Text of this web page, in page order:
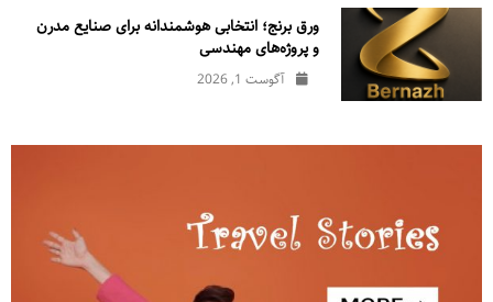
ورق برنج؛ انتخابی هوشمندانه برای صنایع مدرن
و پروژه‌های مهندسی
آگوست 1, 2026